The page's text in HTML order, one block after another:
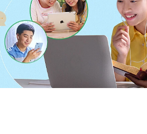
的问题看清楚了一些。神说：“有的
病、缺点，总想把自己最好的那一
邪恶的东西。就如撒但政权里的人
民看见他们的恶魔面目，还想方
么伟大、光荣、正确，这就是撒但
是为了蒙蔽人，不让人看清它的
不到。